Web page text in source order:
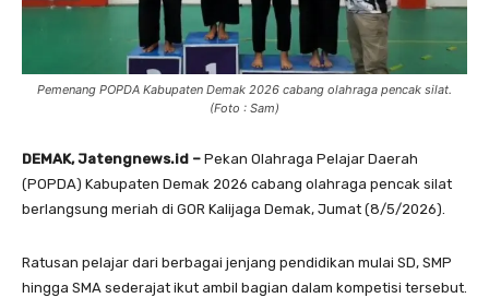
Pemenang POPDA Kabupaten Demak 2026 cabang olahraga pencak silat.
(Foto : Sam)
DEMAK, Jatengnews.id – Pekan Olahraga Pelajar Daerah
(POPDA) Kabupaten Demak 2026 cabang olahraga pencak silat
berlangsung meriah di GOR Kalijaga Demak, Jumat (8/5/2026).
Ratusan pelajar dari berbagai jenjang pendidikan mulai SD, SMP
hingga SMA sederajat ikut ambil bagian dalam kompetisi tersebut.